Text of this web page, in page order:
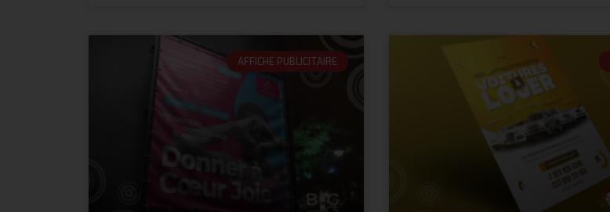
AFFICHE PUBLICITAIRE